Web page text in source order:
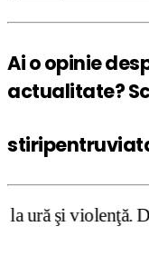
Ai o opinie
actualitate?
Dar, după